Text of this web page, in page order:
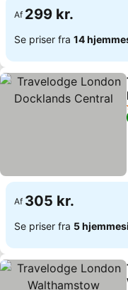
Af 299 kr.
Se priser fra 14
Af 305 kr.
Se priser fra 5